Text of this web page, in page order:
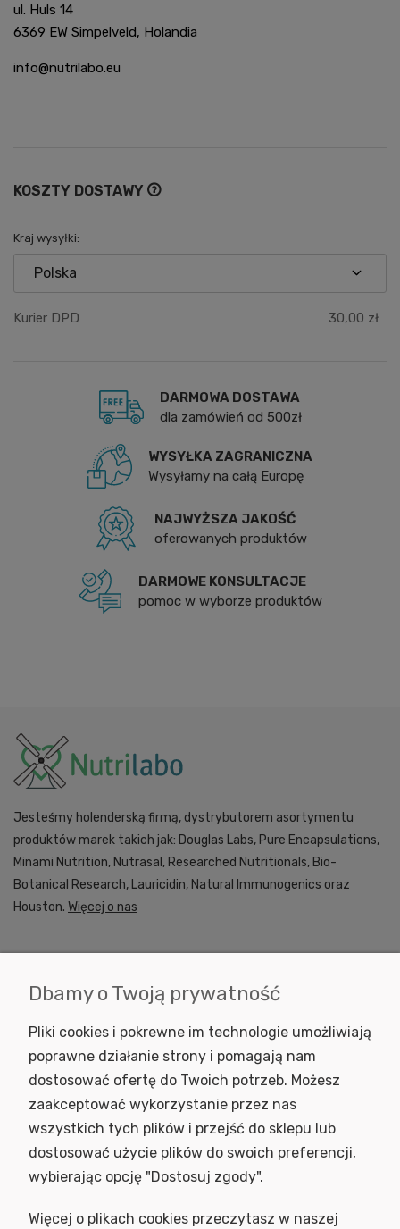
ul. Huls 14
6369 EW Simpelveld, Holandia
info@nutrilabo.eu
KOSZTY DOSTAWY
Cena nie zawiera ewentualnych kosztów płatności
Kraj wysyłki:
Kurier DPD 30,00 zł
DARMOWA DOSTAWA
dla zamówień od 500zł
WYSYŁKA ZAGRANICZNA
Wysyłamy na całą Europę
NAJWYŻSZA JAKOŚĆ
oferowanych produktów
DARMOWE KONSULTACJE
pomoc w wyborze produktów
Jesteśmy holenderską firmą, dystrybutorem asortymentu
produktów marek takich jak: Douglas Labs, Pure Encapsulations,
Minami Nutrition, Nutrasal, Researched Nutritionals, Bio-
Botanical Research, Lauricidin, Natural Immunogenics oraz
Houston. Więcej o nas
KONTAKT
INFORMACJE
SKLEP
NEWSLETTER
Podaj swój adres e-mail, jeżeli chcesz otrzymywać informacje o
nowościach i promocjach.
Dbamy o Twoją prywatność
Pliki cookies i pokrewne im technologie umożliwiają
poprawne działanie strony i pomagają nam
dostosować ofertę do Twoich potrzeb. Możesz
zaakceptować wykorzystanie przez nas
wszystkich tych plików i przejść do sklepu lub
dostosować użycie plików do swoich preferencji,
wybierając opcję "Dostosuj zgody".
Więcej o plikach cookies przeczytasz w naszej